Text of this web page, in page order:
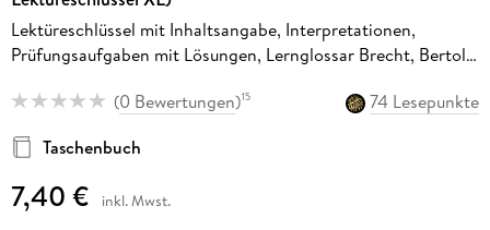
Lektüreschlüssel mit Inhaltsangabe, Interpretationen,
Prüfungsaufgaben mit Lösungen, Lernglossar Brecht, Bertolt;
(0 Bewertungen)15
74 Lesepunkte
Taschenbuch
7,40 € inkl. Mwst.